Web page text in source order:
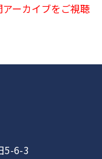
ーカイブをご視聴
5-6-3